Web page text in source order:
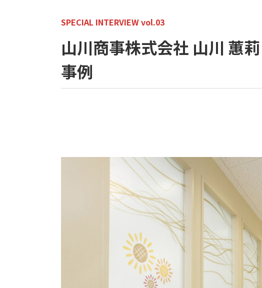
SPECIAL INTERVIEW vol.03
山川商事株式会社 山川 蕙
事例